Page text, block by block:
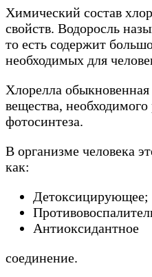
Химический состав
свойств. Водоросль
то есть содержит
необходимых для
Хлорелла
вещества,
фотосинтеза.
В организме человека
как:
Детоксицирующее;
Антиоксидантное
соединение.